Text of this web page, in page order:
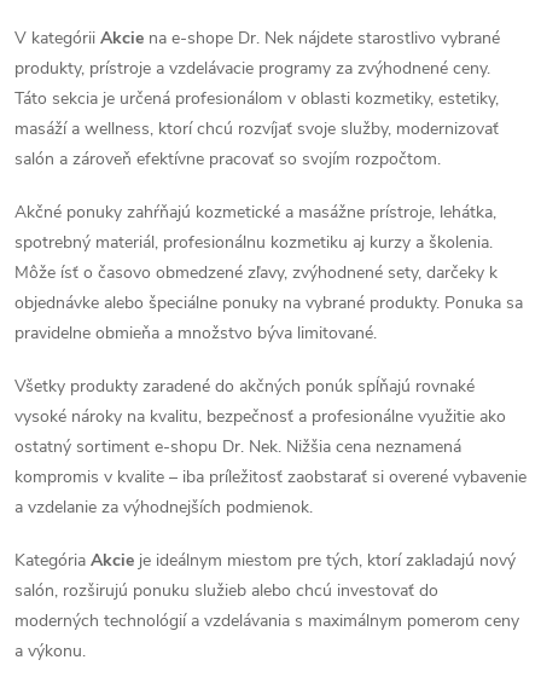
d
a
c
i
e
p
r
v
k
y
v
ý
p
i
á
n
k
o
v
a
n
i
e
V kategórii Akcie na e-shope Dr. Nek nájdete starostlivo vybrané
produkty, prístroje a vzdelávacie programy za zvýhodnené ceny.
Táto sekcia je určená profesionálom v oblasti kozmetiky, estetiky,
masáží a wellness, ktorí chcú rozvíjať svoje služby, modernizovať
salón a zároveň efektívne pracovať so svojím rozpočtom.
Akčné ponuky zahŕňajú kozmetické a masážne prístroje, lehátka,
spotrebný materiál, profesionálnu kozmetiku aj kurzy a školenia.
Môže ísť o časovo obmedzené zľavy, zvýhodnené sety, darčeky k
objednávke alebo špeciálne ponuky na vybrané produkty. Ponuka sa
pravidelne obmieňa a množstvo býva limitované.
Všetky produkty zaradené do akčných ponúk spĺňajú rovnaké
vysoké nároky na kvalitu, bezpečnosť a profesionálne využitie ako
ostatný sortiment e-shopu Dr. Nek. Nižšia cena neznamená
kompromis v kvalite – iba príležitosť zaobstarať si overené vybavenie
a vzdelanie za výhodnejších podmienok.
Kategória Akcie je ideálnym miestom pre tých, ktorí zakladajú nový
salón, rozširujú ponuku služieb alebo chcú investovať do
moderných technológií a vzdelávania s maximálnym pomerom ceny
a výkonu.